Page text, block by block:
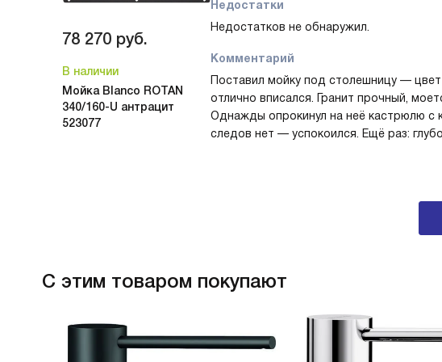
Отлично.
78 270 руб.
В наличии
Мойка Blanco ROTAN
340/160-U антрацит
523077
Недостатки
Недостатков не обнаружил.
Комментарий
Поставил мойку под столешницу —
отлично вписался. Гранит прочный,
Однажды опрокинул на неё кастрюлю с
следов нет — успокоился. Ещё раз:
С этим товаром покупают